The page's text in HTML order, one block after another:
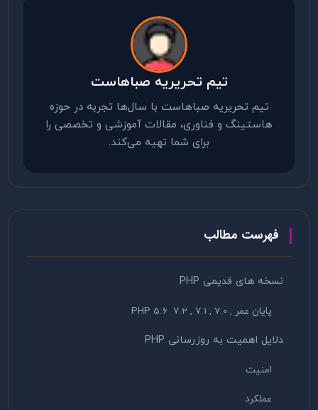
تیم تحریریه صباهاست
تیم تحریریه صباهاست با سال‌ها تجربه در حوزه
هاستینگ و فناوری، مقالات آموزشی و تخصصی را
برای شما تهیه می‌کند.
فهرست مطالب
نسخه های قدیمی PHP
پایان عمر , 7.0 , 7.1 , 7.2 PHP 5.6
دلایل اهمیت به روزرسانی PHP
امنیت
عملکرد